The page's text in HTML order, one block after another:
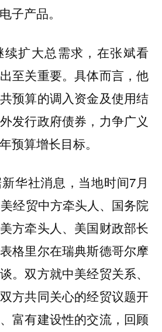
子产品。
扩大总需求，在张斌看
至关重要。具体而言，他
预算的调入资金及使用结
发行政府债券，力争广义
预算增长目标。
华社消息，当地时间7月
经贸中方牵头人、国务院
方牵头人、美国财政部长
格里尔在瑞典斯德哥尔摩
。双方就中美经贸关系、
方共同关心的经贸议题开
富有建设性的交流，回顾